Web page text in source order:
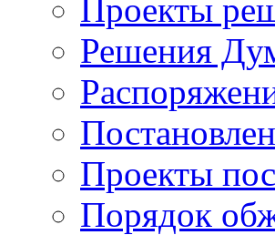
Проекты
Решения
Проекты
Порядок